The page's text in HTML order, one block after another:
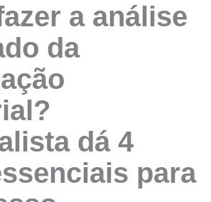
a análise
da
dá 4
para